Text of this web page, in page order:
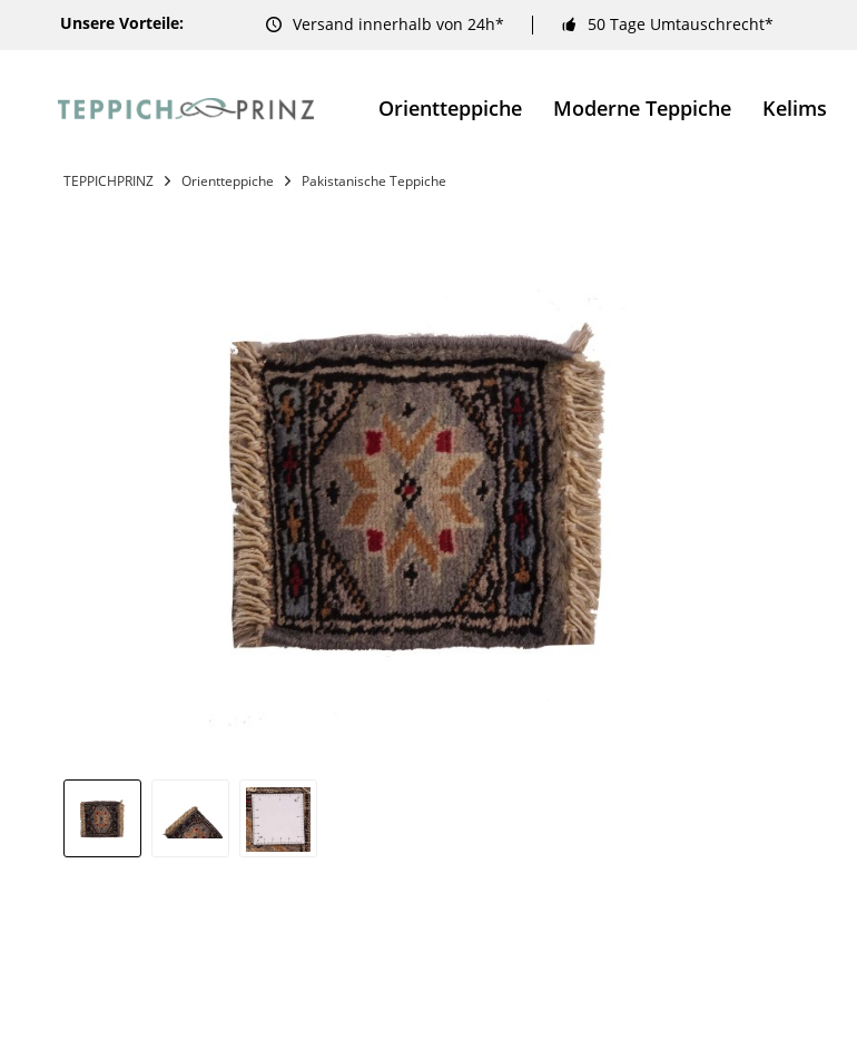
Unsere Vorteile: Versand innerhalb von 24h* 50 Tage Umtauschrecht*
Orientteppiche Moderne Teppiche Kelims
TEPPICHPRINZ Orientteppiche Pakistanische Teppiche